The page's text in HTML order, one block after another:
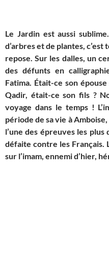
Le Jardin est aussi
d’arbres et de plantes, c’est
repose. Sur les dalles, un
des défunts en
Fatima. Était-ce son
Qadir, était-ce son fils ?
voyage dans le temps !
période de sa vie àAmboise,
l’une des épreuves les
défaite contre les Français.
sur l’imam, ennemi d’hier,